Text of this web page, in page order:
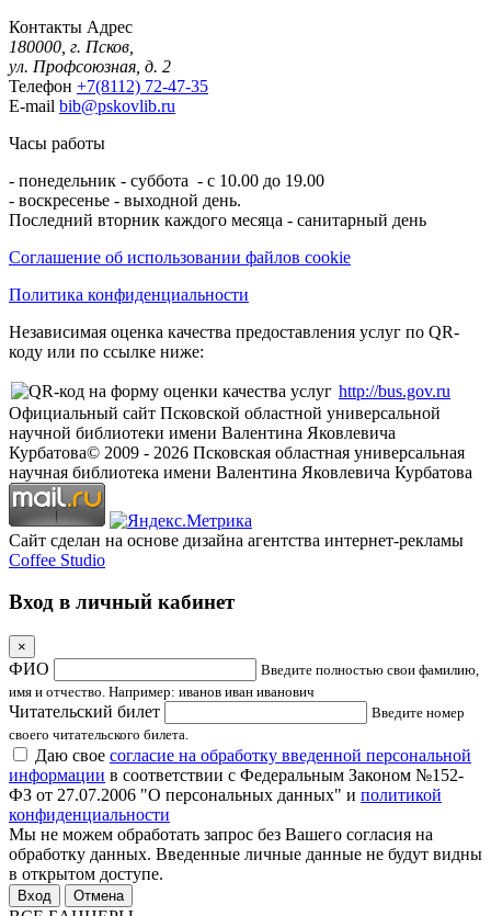
Контакты Адрес
180000, г. Псков,
ул. Профсоюзная, д. 2
Телефон +7(8112) 72-47-35
E-mail bib@pskovlib.ru
Часы работы
- понедельник - суббота - с 10.00 до 19.00
- воскресенье - выходной день.
Последний вторник каждого месяца - санитарный день
Соглашение об использовании файлов cookie
Политика конфиденциальности
Независимая оценка качества предоставления услуг по QR-
коду или по ссылке ниже:
http://bus.gov.ru
Официальный сайт Псковской областной универсальной
научной библиотеки имени Валентина Яковлевича
Курбатова© 2009 - 2026 Псковская областная универсальная
научная библиотека имени Валентина Яковлевича Курбатова
Сайт сделан на основе дизайна агентства интернет-рекламы
Coffee Studio
Вход в личный кабинет
×
ФИО
Введите полностью свои фамилию,
имя и отчество. Например: иванов иван иванович
Читательский билет
Введите номер
своего читательского билета.
Даю свое согласие на обработку введенной персональной
информации в соответствии с Федеральным Законом №152-
ФЗ от 27.07.2006 "О персональных данных" и политикой
конфиденциальности
Мы не можем обработать запрос без Вашего согласия на
обработку данных. Введенные личные данные не будут видны
в открытом доступе.
Отмена